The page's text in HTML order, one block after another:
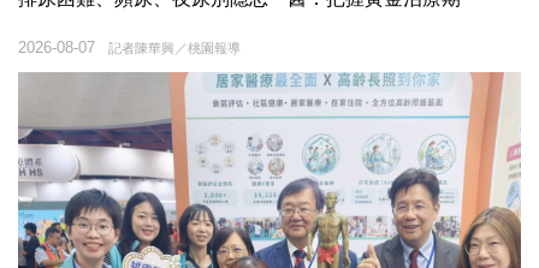
記者陳華興／桃園報導
2026-08-07